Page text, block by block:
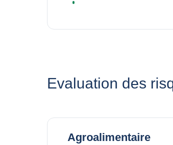
Evaluation des
Agroalimentaire